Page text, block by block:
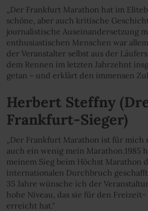
„Der Frankfurt Marathon hat im
schöne, aber auch kritische
journalistische Auseinandersetzung
enthusiastischen Menschen war
der Veranstalter selbst aus der
dem Rennen im letzten Jahrzehnt
getan – und erklärt den immensen
Herbert Steffny
Frankfurt-Sieger)
„Der Frankfurt Marathon ist für mich
auch ein wenig mein Marathon.1985
meinem Sieg beim Höchst Marathon
internationalen Durchbruch
35 Jahre wünsche ich der
hohe Niveau, das sie für den
erreicht hat."